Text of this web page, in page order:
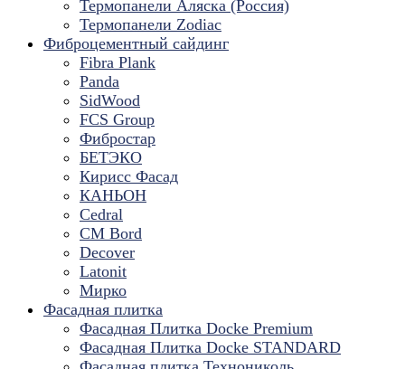
Термопанели Аляска (Россия)
Термопанели Zodiac
Фиброцементный сайдинг
Fibra Plank
Panda
SidWood
FCS Group
Фибростар
БЕТЭКО
Кирисс Фасад
КАНЬОН
Cedral
CM Bord
Decover
Latonit
Мирко
Фасадная плитка
Фасадная Плитка Docke Premium
Фасадная Плитка Docke STANDARD